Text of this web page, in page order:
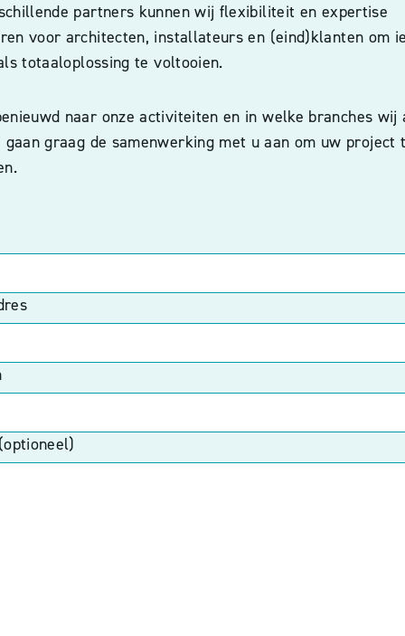
partners kunnen wij flexibiliteit en expertise
voor architecten, installateurs en (eind)klanten om
totaaloplossing te voltooien.
naar onze activiteiten en in welke branches wij
gaan graag de samenwerking met u aan om uw project